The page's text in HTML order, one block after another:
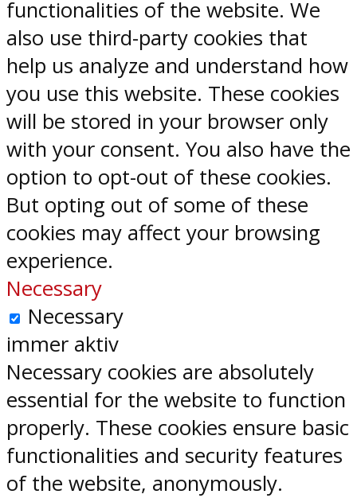
functionalities of the website. We
also use third-party cookies that
help us analyze and understand how
you use this website. These cookies
will be stored in your browser only
with your consent. You also have the
option to opt-out of these cookies.
But opting out of some of these
cookies may affect your browsing
experience.
Necessary
Necessary
immer aktiv
Necessary cookies are absolutely
essential for the website to function
properly. These cookies ensure basic
functionalities and security features
of the website, anonymously.